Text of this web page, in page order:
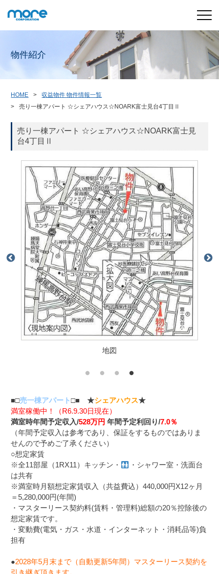
物件紹介
HOME
収益物件 物件情報一覧
売り一棟アパート ☆シェアハウス☆NOARK富士見台4丁目Ⅱ
売り一棟アパート ☆シェアハウス☆NOARK富士見
台4丁目Ⅱ
地図
■□売一棟アパート□■ ★シェアハウス★
満室稼働中！（R6.9.30日現在）
満室時年間予定収入/528万円 年間予定利回り/7.0％
（年間予定収入は参考であり、保証をするものではありま
せんので予めご了承ください）
○想定家賃
※全11部屋（1RX11）キッチン・
・シャワー室・洗面台
は共有
※満室時月額想定家賃収入（共益費込）440,000円X12ヶ月
＝5,280,000円(年間)
・マスターリース契約料(賃料・管理料)総額の20％控除後の
想定家賃です。
・変動費(電気・ガス・水道・インターネット・消耗品等)負
担有
●2028年5月末まで（自動更新5年間）マスターリース契約を
引き継ぎ頂きます。